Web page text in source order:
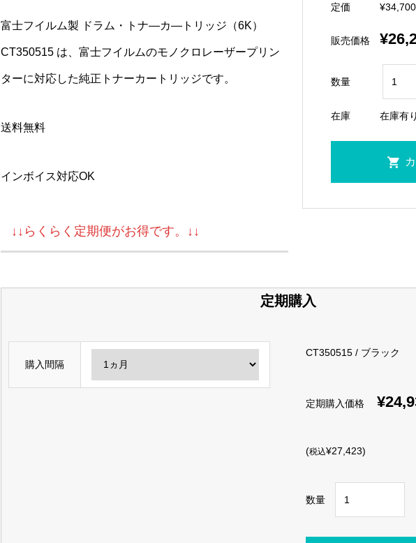
富士フイルム製 ドラム・トナ―カ―トリッジ（6K）
CT350515 は、富士フイルムのモノクロレーザープリン
ターに対応した純正トナーカートリッジです。
送料無料
インボイス対応OK
↓↓らくらく定期便がお得です。↓↓
定価 ¥34,700
販売価格
数量
在庫 在庫有り
定期購入
購入間隔
CT350515 / ブラック
定期購入価格
(税込¥27,423)
数量